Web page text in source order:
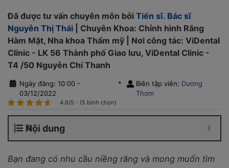
Đã được tư vấn chuyên môn bởi Tiến sĩ. Bác sĩ
Nguyễn Thị Thái | Chuyên Khoa: Chỉnh hình Răng
Hàm Mặt, Nha khoa Thẩm mỹ | Nơi công tác: ViDental
Clinic - LK 56 Thành phố Giao lưu, ViDental Clinic -
T4 /50 Nguyễn Chí Thanh
Ngày đăng: 10:00 -
03/12/2022
* Biên tập viên: Dương
Thơm
4.6/5 - (5 bình chọn)
Nội dung
Bạn đang có nhu cầu niềng răng và mong muốn tìm